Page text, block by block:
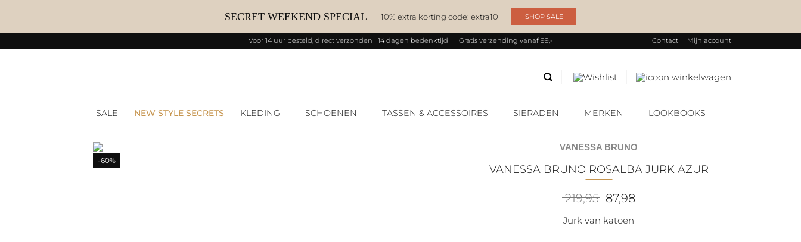
SECRET WEEKEND SPECIAL 10% extra korting code: extra10 SHOP SALE
Voor 14 uur besteld, direct verzonden | 14 dagen bedenktijd Gratis verzending vanaf 99,- Contact Mijn account
Producten
zoeken
SALE NEW STYLE SECRETS KLEDING SCHOENEN TASSEN & ACCESSOIRES SIERADEN MERKEN LOOKBOOKS
-60%
VANESSA BRUNO
VANESSA BRUNO ROSALBA JURK AZUR
219,95 Oorspronkelijke
prijs
was:
87,98Huidige
Jurk van katoen